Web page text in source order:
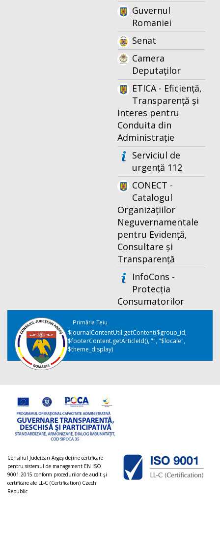
Guvernul
Romaniei
Senat
Camera
Deputaților
ETICA - Eficiență,
Transparență și
Interes pentru
Conduita din
Administrație
Serviciul de
urgență 112
CONECT -
Catalogul
Organizațiilor
Neguvernamentale
pentru Evidență,
Consultare și
Transparență
InfoCons -
Protecția
Consumatorilor
Primăria Teiu
$journalContentUtil.getContent($group_id,
$footerContent.getArticleId(), "", "$locale",
$theme_display)
Consiliul Judeţean Argeș deţine certificare
pentru sistemul de management EN ISO
9001:2015 conform procedurilor de audit şi
certificare ale LL-C (Certification) Czech
Republic